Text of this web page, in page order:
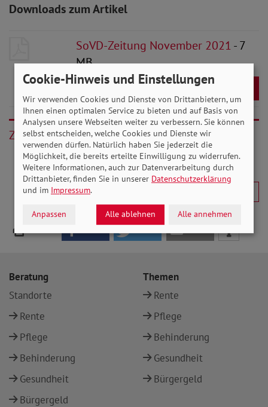
Downloads zum Artikel
SoVD-Zeitung November 2021- 7
MB
Download
Zurück
Beratung
Standorte
Rente
Pflege
Behinderung
Gesundheit
Bürgergeld
Themen
Rente
Pflege
Behinderung
Gesundheit
Bürgergeld
Cookie-Hinweis und Einstellungen
Wir verwenden Cookies und Dienste von Drittanbietern, um
Ihnen einen optimalen Service zu bieten und auf Basis von
Analysen unsere Webseiten weiter zu verbessern. Sie können
selbst entscheiden, welche Cookies und Dienste wir
verwenden dürfen. Natürlich haben Sie jederzeit die
Möglichkeit, die bereits erteilte Einwilligung zu widerrufen.
Weitere Informationen, auch zur Datenverarbeitung durch
Drittanbieter, finden Sie in unserer Datenschutzerklärung
und im Impressum.
Anpassen Alle ablehnen Alle annehmen